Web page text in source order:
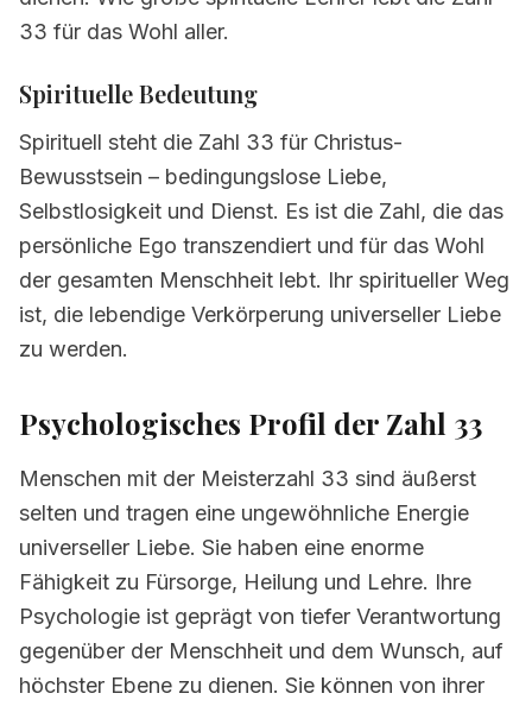
33 für das Wohl aller.
Spirituelle Bedeutung
Spirituell steht die Zahl 33 für Christus-
Bewusstsein – bedingungslose Liebe,
Selbstlosigkeit und Dienst. Es ist die Zahl, die das
persönliche Ego transzendiert und für das Wohl
der gesamten Menschheit lebt. Ihr spiritueller Weg
ist, die lebendige Verkörperung universeller Liebe
zu werden.
Psychologisches Profil der Zahl 33
Menschen mit der Meisterzahl 33 sind äußerst
selten und tragen eine ungewöhnliche Energie
universeller Liebe. Sie haben eine enorme
Fähigkeit zu Fürsorge, Heilung und Lehre. Ihre
Psychologie ist geprägt von tiefer Verantwortung
gegenüber der Menschheit und dem Wunsch, auf
höchster Ebene zu dienen. Sie können von ihrer